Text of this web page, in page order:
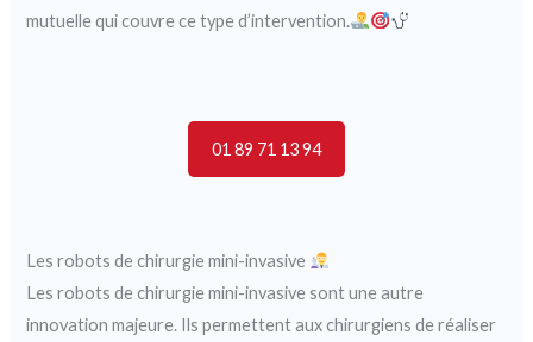
mutuelle qui couvre ce type d’intervention.
01 89 71 13 94
Les robots de chirurgie mini-invasive
Les robots de chirurgie mini-invasive sont une autre
innovation majeure. Ils permettent aux chirurgiens de réaliser